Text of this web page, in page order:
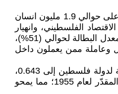
أَفَل العام 2024، حاصداً معه عشرات آلاف الشهداء من أبناء الشعب الفلسطيني، ومئات آلاف الجرحى والمعتقلين والمفقودين، ونزوح واسع النطاق أثّر على حوالي 1.9 مليون انسان
الفلسطيني، وانهيار
الخدمات الأساسية في قطاع غزة، وتضررها بشكل كبير في الضفة الغربية، وتبعاً للبيانات الرسمية فقد تراجع الاقتصاد الفلسطيني بنسبة 28%، وارتفع معدل البطالة لحوالي (51%)،
غزة وتراجع حاد في القاعدة الإنتاجية في الضفة الغربية، وما زالت أزمة حوالي (205) ألف عامل وعاملة ممن يعملون داخل
ومع حلول نهاية عام 2024، حدثت انتكاسات كبيرة في التنمية البشرية في فلسطين، تبعاً لمؤشرات التنمية البشرية، حيث انخفض مؤشر التنمية البشرية لدولة فلسطين إلى 0.643،
وهو المستوى المقدّر لعام 2000؛ مما يؤخّر التنمية بمقدار 24 عاماً. بينما يُتوقع أن ينخفض مؤشر التنمية البشرية لقطاع غزة إلى 0.408، وهو المستوى المقدّر لعام 1955؛ مما يمحو